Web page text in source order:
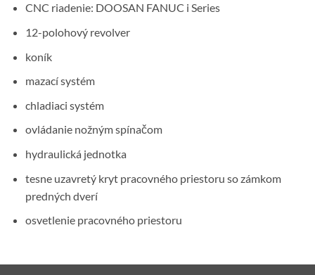
CNC riadenie: DOOSAN FANUC i Series
12-polohový revolver
koník
mazací systém
chladiaci systém
ovládanie nožným spínačom
hydraulická jednotka
tesne uzavretý kryt pracovného priestoru so zámkom
predných dverí
osvetlenie pracovného priestoru